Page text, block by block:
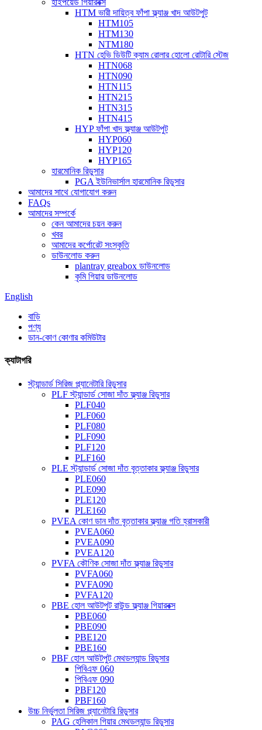
হাইপয়েড গিয়ারবক্স
HTM ভারী দায়িত্ব ফাঁপা ফ্ল্যাঞ্জ খাদ আউটপুট
HTM105
HTM130
NTM180
HTN হেভি ডিউটি ​​ক্যাম রোলার হোলো রোটারি স্টেজ
HTN068
HTN090
HTN115
HTN215
HTN315
HTN415
HYP ফাঁপা খাদ ফ্ল্যাঞ্জ আউটপুট
HYP060
HYP120
HYP165
হারমোনিক রিডুসার
PGA ইউনিভার্সাল হারমোনিক রিডুসার
আমাদের সাথে যোগাযোগ করুন
FAQs
আমাদের সম্পর্কে
কেন আমাদের চয়ন করুন
খবর
আমাদের কর্পোরেট সংস্কৃতি
ডাউনলোড করুন
plantray greabox ডাউনলোড
কৃমি গিয়ার ডাউনলোড
English
বাড়ি
পণ্য
ডান-কোণ কোণার কমিউটার
ক্যাটাগরি
স্ট্যান্ডার্ড সিরিজ প্ল্যানেটারি রিডুসার
PLF স্ট্যান্ডার্ড সোজা দাঁত ফ্ল্যাঞ্জ রিডুসার
PLF040
PLF060
PLF080
PLF090
PLF120
PLF160
PLE স্ট্যান্ডার্ড সোজা দাঁত বৃত্তাকার ফ্ল্যাঞ্জ রিডুসার
PLE060
PLE090
PLE120
PLE160
PVEA কোণ ডান দাঁত বৃত্তাকার ফ্ল্যাঞ্জ গতি হ্রাসকারী
PVEA060
PVEA090
PVEA120
PVFA কৌণিক সোজা দাঁত ফ্ল্যাঞ্জ রিডুসার
PVFA060
PVFA090
PVFA120
PBE হোল আউটপুট রাউন্ড ফ্ল্যাঞ্জ গিয়ারবক্স
PBE060
PBE090
PBE120
PBE160
PBF হোল আউটপুট মেথডল্যান্ড রিডুসার
পিবিএফ 060
পিবিএফ 090
PBF120
PBF160
উচ্চ নির্ভুলতা সিরিজ প্ল্যানেটারি রিডুসার
PAG হেলিকাল গিয়ার মেথডল্যান্ড রিডুসার